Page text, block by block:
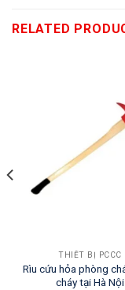
RELATED
THIẾT BỊ PCCC
Rìu cứu hỏa phòng
cháy tại Hà Nội